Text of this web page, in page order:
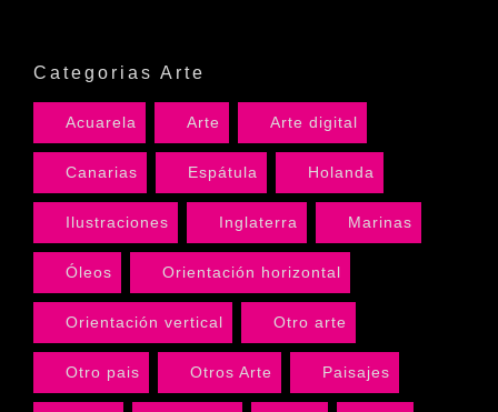
Categorias Arte
Acuarela Arte Arte digital
Canarias Espátula Holanda
Ilustraciones Inglaterra Marinas
Óleos Orientación horizontal
Orientación vertical Otro arte
Otro pais Otros Arte Paisajes